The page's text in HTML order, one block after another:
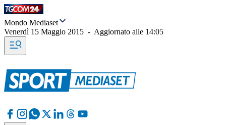
Mondo Mediaset
Venerdì 15 Maggio 2015 - Aggiornato alle 14:05